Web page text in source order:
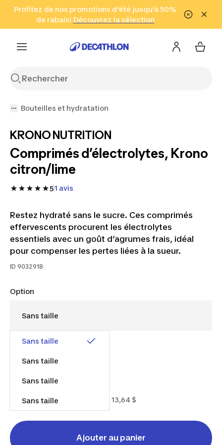
Aller à la recherche Aller au contenu Aller au pied de
Profitez de nos promotions d'été jusqu'à 50%
de rabais! Découvrez la sélection
Cliquez ici
en seulement 2 h!
(Zones sélectionnées)
Bouteilles et hydratation
KRONO NUTRITION
Comprimés d’électrolytes, Krono
citron/lime
51 avis
Restez hydraté sans le sucre. Ces comprimés
effervescents procurent les électrolytes
essentiels avec un goût d’agrumes frais, idéal
pour compenser les pertes liées à la sueur.
ID 9032918
Option
Sans taille
Sans taille
Sans taille
Sans taille
Prix de vente recommandé : 13,64 $
Ajouter au panier